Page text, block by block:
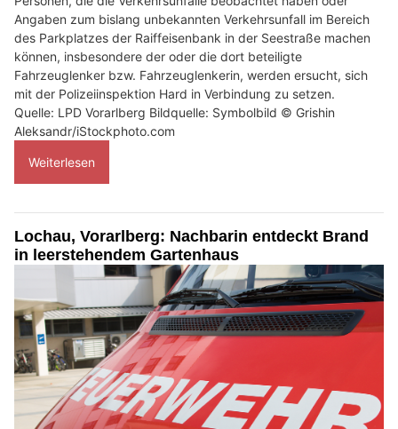
Angaben zum bislang unbekannten Verkehrsunfall im Bereich
des Parkplatzes der Raiffeisenbank in der Seestraße machen
können, insbesondere der oder die dort beteiligte
Fahrzeuglenker bzw. Fahrzeuglenkerin, werden ersucht, sich
mit der Polizeiinspektion Hard in Verbindung zu setzen.
Quelle: LPD Vorarlberg Bildquelle: Symbolbild © Grishin
Aleksandr/iStockphoto.com
Weiterlesen
Lochau, Vorarlberg: Nachbarin entdeckt Brand
in leerstehendem Gartenhaus